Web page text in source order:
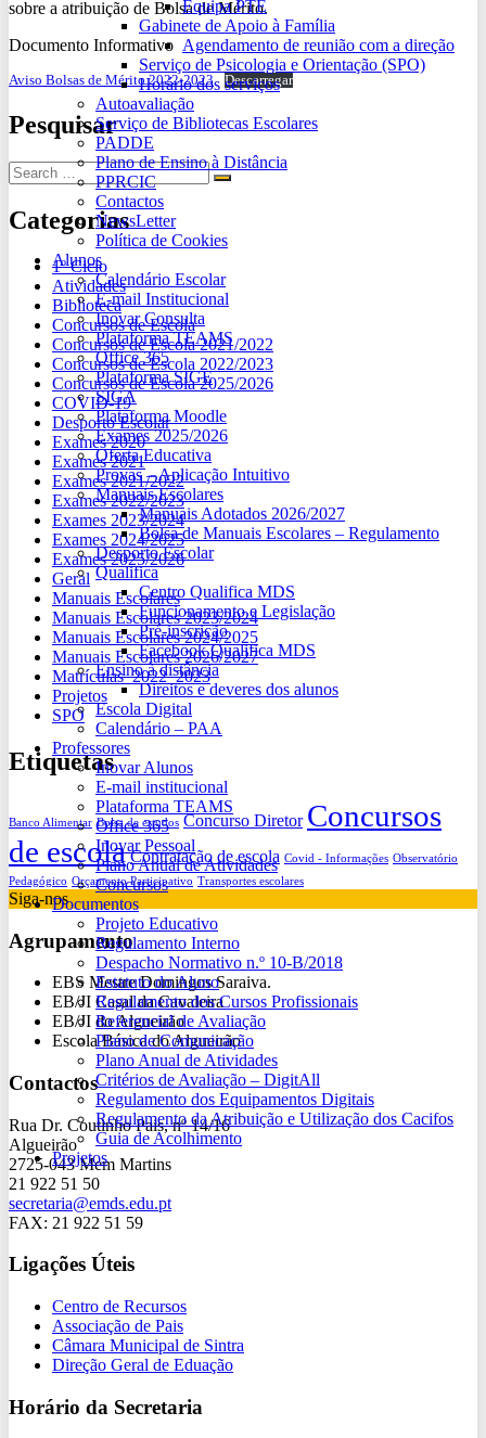
Equipa PTE
Gabinete de Apoio à Família
Agendamento de reunião com a direção
Serviço de Psicologia e Orientação (SPO)
Horário dos serviços
Autoavaliação
Serviço de Bibliotecas Escolares
PADDE
Plano de Ensino à Distância
PPRCIC
Contactos
NewsLetter
Política de Cookies
Alunos
Calendário Escolar
E-mail Institucional
Inovar Consulta
Plataforma TEAMS
Office 365
Plataforma SIGE
SIGA
Plataforma Moodle
Exames 2025/2026
Oferta Educativa
Provas – Aplicação Intuitivo
Manuais Escolares
Manuais Adotados 2026/2027
Bolsa de Manuais Escolares – Regulamento
Desporto Escolar
Qualifica
Centro Qualifica MDS
Funcionamento e Legislação
Pré-inscrição
Facebook Qualifica MDS
Ensino à distância
Direitos e deveres dos alunos
Escola Digital
Calendário – PAA
Professores
Inovar Alunos
E-mail institucional
Plataforma TEAMS
Office 365
Inovar Pessoal
Plano Anual de Atividades
Concursos
Documentos
Projeto Educativo
Regulamento Interno
Despacho Normativo n.º 10-B/2018
Estatuto do Aluno
Regulamento dos Cursos Profissionais
Referencial de Avaliação
Plano de Comunicação
Plano Anual de Atividades
Critérios de Avaliação – DigitAll
Regulamento dos Equipamentos Digitais
Regulamento da Atribuição e Utilização dos Cacifos
Guia de Acolhimento
Projetos
sobre a atribuição de Bolsa de Mérito.
Documento Informativo
Aviso Bolsas de Mérito 2022-2023 Descarregar
Pesquisar
Categorias
1º Ciclo
Atividades
Biblioteca
Concursos de Escola
Concursos de Escola 2021/2022
Concursos de Escola 2022/2023
Concursos de Escola 2025/2026
COVID-19
Desporto Escolar
Exames 2020
Exames 2021
Exames 2021/2022
Exames 2022/2023
Exames 2023/2024
Exames 2024/2025
Exames 2025/2026
Geral
Manuais Escolares
Manuais Escolares 2023/2024
Manuais Escolares 2024/2025
Manuais Escolares 2026/2027
Matrículas_2022_2023
Projetos
SPO
Etiquetas
Banco Alimentar Bolsa de estudos Concurso Diretor Concursos
de escola Contratação de escola Covid - Informações Observatório
Pedagógico Orçamento Participativo Transportes escolares
Siga-nos
Agrupamento
EBS Mestre Domingos Saraiva.
EB/JI Casal da Cavaleira
EB/JI do Algueirão
Escola Básica do Algueirão
Contactos
Rua Dr. Coutinho Pais, nº 14/16
Algueirão
2725-043 Mem Martins
21 922 51 50
secretaria@emds.edu.pt
FAX: 21 922 51 59
Ligações Úteis
Centro de Recursos
Associação de Pais
Câmara Municipal de Sintra
Direção Geral de Eduação
Horário da Secretaria